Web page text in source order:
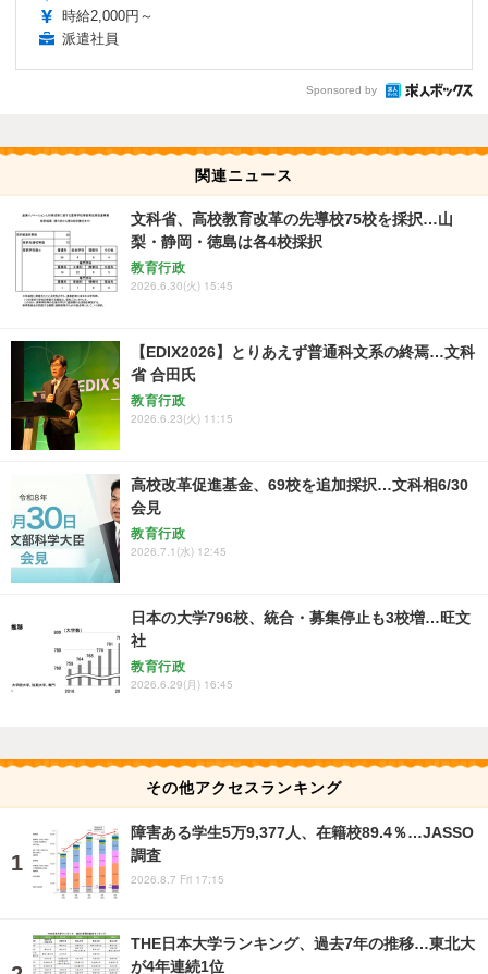
時給2,000円～
派遣社員
Sponsored by
関連ニュース
文科省、高校教育改革の先導校75校を採択…山
梨・静岡・徳島は各4校採択
教育行政
2026.6.30(火) 15:45
【EDIX2026】とりあえず普通科文系の終焉…文科
省 合田氏
教育行政
2026.6.23(火) 11:15
高校改革促進基金、69校を追加採択…文科相6/30
会見
教育行政
2026.7.1(水) 12:45
日本の大学796校、統合・募集停止も3校増…旺文
社
教育行政
2026.6.29(月) 16:45
その他アクセスランキング
障害ある学生5万9,377人、在籍校89.4％…JASSO
調査
2026.8.7 Fri 17:15
THE日本大学ランキング、過去7年の推移…東北大
が4年連続1位